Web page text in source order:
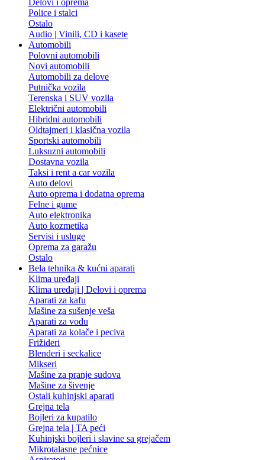
Delovi i oprema
Police i stalci
Ostalo
Audio | Vinili, CD i kasete
Automobili
Polovni automobili
Novi automobili
Automobili za delove
Putnička vozila
Terenska i SUV vozila
Električni automobili
Hibridni automobili
Oldtajmeri i klasična vozila
Sportski automobili
Luksuzni automobili
Dostavna vozila
Taksi i rent a car vozila
Auto delovi
Auto oprema i dodatna oprema
Felne i gume
Auto elektronika
Auto kozmetika
Servisi i usluge
Oprema za garažu
Ostalo
Bela tehnika & kućni aparati
Klima uređaji
Klima uređaji | Delovi i oprema
Aparati za kafu
Mašine za sušenje veša
Aparati za vodu
Aparati za kolače i peciva
Frižideri
Blenderi i seckalice
Mikseri
Mašine za pranje sudova
Mašine za šivenje
Ostali kuhinjski aparati
Grejna tela
Bojleri za kupatilo
Grejna tela | TA peći
Kuhinjski bojleri i slavine sa grejačem
Mikrotalasne pećnice